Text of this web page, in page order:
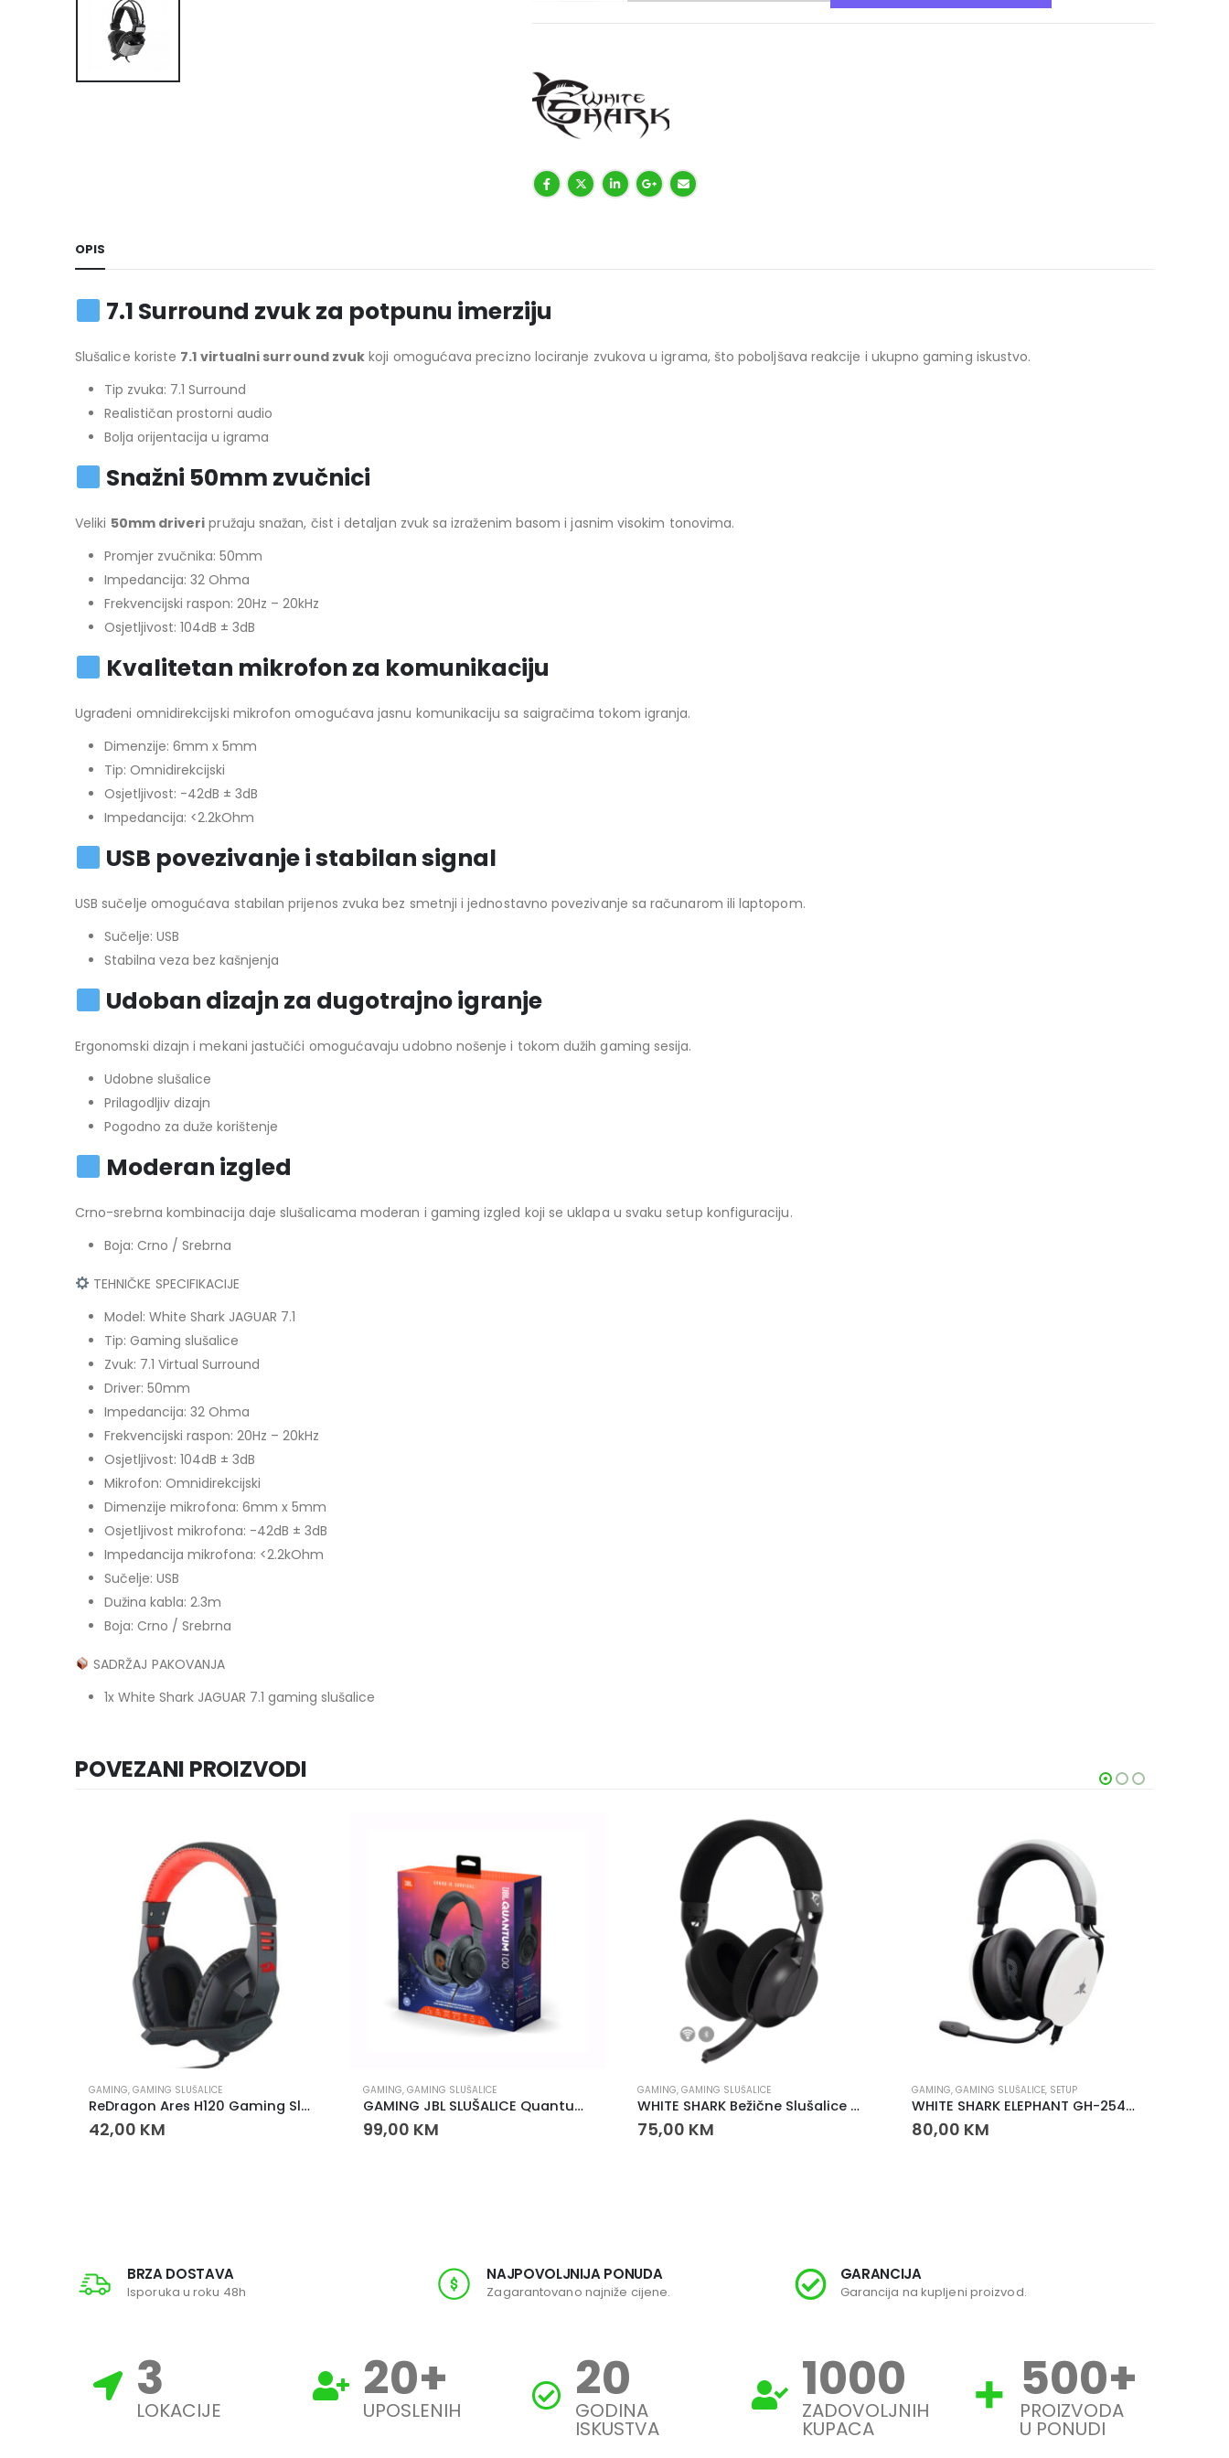
OPIS
7.1 Surround zvuk za potpunu imerziju
Slušalice koriste 7.1 virtualni surround zvuk koji omogućava precizno lociranje zvukova u igrama, što poboljšava reakcije i ukupno gaming iskustvo.
Tip zvuka: 7.1 Surround
Realističan prostorni audio
Bolja orijentacija u igrama
Snažni 50mm zvučnici
Veliki 50mm driveri pružaju snažan, čist i detaljan zvuk sa izraženim basom i jasnim visokim tonovima.
Promjer zvučnika: 50mm
Impedancija: 32 Ohma
Frekvencijski raspon: 20Hz – 20kHz
Osjetljivost: 104dB ± 3dB
Kvalitetan mikrofon za komunikaciju
Ugrađeni omnidirekcijski mikrofon omogućava jasnu komunikaciju sa saigračima tokom igranja.
Dimenzije: 6mm x 5mm
Tip: Omnidirekcijski
Osjetljivost: -42dB ± 3dB
Impedancija: <2.2kOhm
USB povezivanje i stabilan signal
USB sučelje omogućava stabilan prijenos zvuka bez smetnji i jednostavno povezivanje sa računarom ili laptopom.
Sučelje: USB
Stabilna veza bez kašnjenja
Udoban dizajn za dugotrajno igranje
Ergonomski dizajn i mekani jastučići omogućavaju udobno nošenje i tokom dužih gaming sesija.
Udobne slušalice
Prilagodljiv dizajn
Pogodno za duže korištenje
Moderan izgled
Crno-srebrna kombinacija daje slušalicama moderan i gaming izgled koji se uklapa u svaku setup konfiguraciju.
Boja: Crno / Srebrna
TEHNIČKE SPECIFIKACIJE
Model: White Shark JAGUAR 7.1
Tip: Gaming slušalice
Zvuk: 7.1 Virtual Surround
Driver: 50mm
Impedancija: 32 Ohma
Frekvencijski raspon: 20Hz – 20kHz
Osjetljivost: 104dB ± 3dB
Mikrofon: Omnidirekcijski
Dimenzije mikrofona: 6mm x 5mm
Osjetljivost mikrofona: -42dB ± 3dB
Impedancija mikrofona: <2.2kOhm
Sučelje: USB
Dužina kabla: 2.3m
Boja: Crno / Srebrna
SADRŽAJ PAKOVANJA
1x White Shark JAGUAR 7.1 gaming slušalice
POVEZANI PROIZVODI
GAMING, GAMING SLUŠALICE
ReDragon Ares H120 Gaming Slušalice
42,00 KM
GAMING, GAMING SLUŠALICE
GAMING JBL SLUŠALICE Quantum 100
99,00 KM
GAMING, GAMING SLUŠALICE
WHITE SHARK Bežične Slušalice FALCON Crne
75,00 KM
GAMING, GAMING SLUŠALICE, SETUP
WHITE SHARK ELEPHANT GH-2540 slušalice bijele – gaming slušalice sa odvojivim mikrofonom
80,00 KM
BRZA DOSTAVA
Isporuka u roku 48h
NAJPOVOLJNIJA PONUDA
Zagarantovano najniže cijene.
GARANCIJA
Garancija na kupljeni proizvod.
3
LOKACIJE 20+
UPOSLENIH 20
GODINA
ISKUSTVA
1000
ZADOVOLJNIH
KUPACA
500+
PROIZVODA
U PONUDI